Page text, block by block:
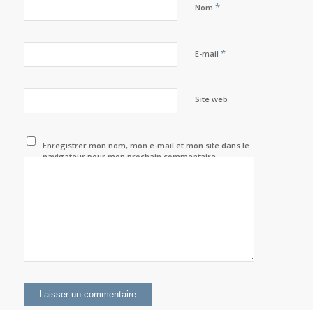
Nom *
E-mail *
Site web
Enregistrer mon nom, mon e-mail et mon site dans le
navigateur pour mon prochain commentaire.